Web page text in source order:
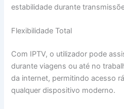
estabilidade durante
Flexibilidade Total
Com IPTV, o utilizador pode
durante viagens ou até no
da internet, permitindo acesso
qualquer dispositivo moderno.